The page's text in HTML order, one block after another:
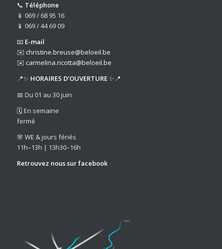
📞 Téléphone
📱 069 / 68 95 16
📱 069 / 44 69 09
📧 E-mail
✉️ christine.breuse@beloeil.be
✉️ carmelina.ricotta@beloeil.be
📍✨ HORAIRES D’OUVERTURE✨📍
📅 Du 01 au 30 juin
🗓️ En semaine
fermé
🌸 WE & jours fériés
11h–13h | 13h30–16h
Retrouvez nous surfacebook